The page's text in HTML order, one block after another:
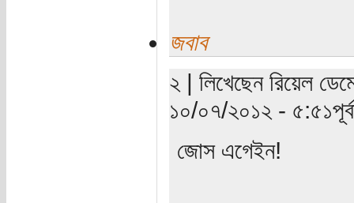
জবাব
২ | লিখেছেন রিয়েল
১০/০৭/২০১২ -
জোস এগেইন!